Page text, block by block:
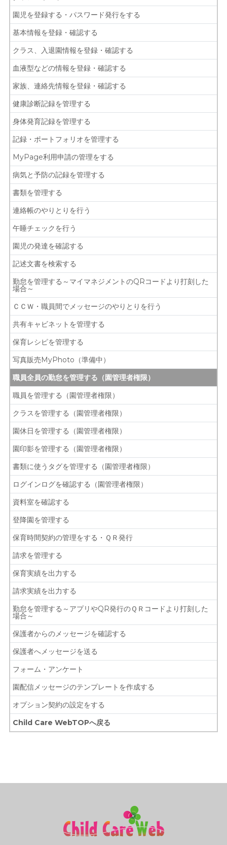
園児を登録する・パスワード発行をする
基本情報を登録・確認する
クラス、入退園情報を登録・確認する
血液型などの情報を登録・確認する
家族、連絡先情報を登録・確認する
健康診断記録を管理する
身体発育記録を管理する
記録・ポートフォリオを管理する
MyPage利用申請の管理をする
病気と予防の記録を管理する
書類を管理する
連絡帳のやりとりを行う
午睡チェックを行う
園児の発達を確認する
記述文書を検索する
勤怠を管理する～マイマネジメントのQRコードより打刻した
場合～
ＣＣＷ・職員間でメッセージのやりとりを行う
共有キャビネットを管理する
保育レシピを管理する
写真販売MyPhoto（準備中）
職員全員の勤怠を管理する（園管理者権限）
職員を管理する（園管理者権限）
クラスを管理する（園管理者権限）
園休日を管理する（園管理者権限）
園印影を管理する（園管理者権限）
書類に使うタグを管理する（園管理者権限）
ログインログを確認する（園管理者権限）
資料室を確認する
登降園を管理する
保育時間契約の管理をする・ＱＲ発行
請求を管理する
保育実績を出力する
請求実績を出力する
勤怠を管理する～アプリやQR発行のＱＲコードより打刻した
場合～
保護者からのメッセージを確認する
保護者へメッセージを送る
フォーム・アンケート
園配信メッセージのテンプレートを作成する
オプション契約の設定をする
Child Care WebTOPへ戻る